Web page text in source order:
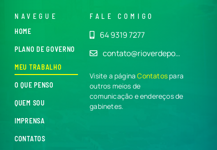
NAVEGUE
HOME
PLANO DE GOVERNO
MEU TRABALHO
O QUE PENSO
QUEM SOU
IMPRENSA
CONTATOS
FALE COMIGO
64 9319 7277
contato@rioverdepo…
Visite a páginaContatos para
outros meios de
comunicação e endereços de
gabinetes.